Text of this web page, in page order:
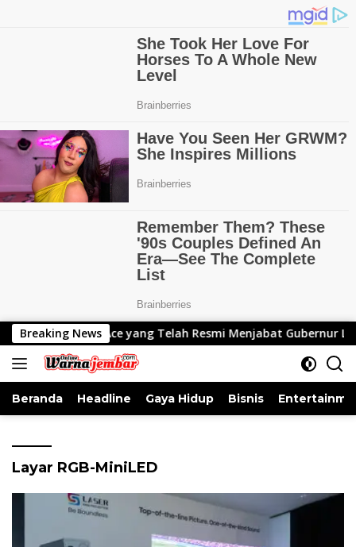
Langsung
ke
konten
Breaking News
Kang Ace yang Telah Resmi Menjabat Gubernur
Beranda Headline Gaya Hidup Bisnis
Layar RGB-MiniLED